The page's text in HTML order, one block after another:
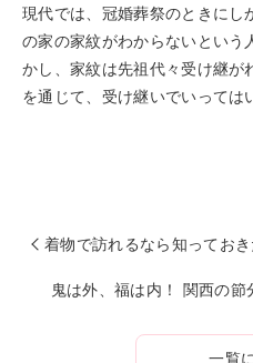
現代では、冠婚葬祭のときに
の家の家紋がわからないという
かし、家紋は先祖代々受け継が
を通じて、受け継いでいっては
着物で訪れるなら知ってお
鬼は外、福は内！ 関西の
一覧